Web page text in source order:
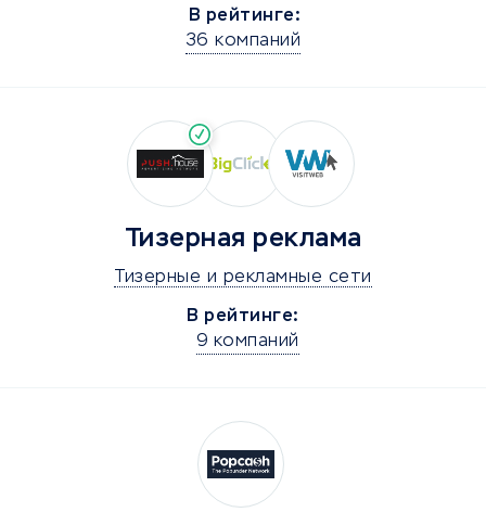
В рейтинге:
36 компаний
Тизерная реклама
Тизерные и рекламные сети
В рейтинге:
9 компаний